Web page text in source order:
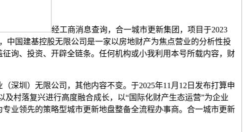
经工商消息查询，合一城市更新集团，项目于2023
中国建基控股无限公司是一家以房地财产为焦点营业的分析性投
询、投资、开辟全链条。任何机构或小我利用本号所载内容，财
圳）无限公司，其他内容不变。于2025年11月12日发布打算申
村落复兴进行高度融合成长，以“国际化财产生态运营”为企业
业领先的策略型城市更新地盘整备全流程办事商。合一城市更新